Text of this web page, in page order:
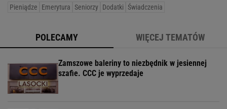
Pieniądze Emerytura Seniorzy Dodatki Świadczenia
POLECAMY WIĘCEJ TEMATÓW
Zamszowe baleriny to niezbędnik w jesiennej
szafie. CCC je wyprzedaje